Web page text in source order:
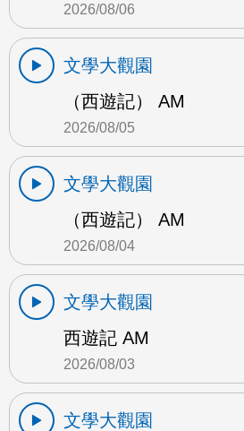
2026/08/06
文學大觀園
（西遊記） AM
2026/08/05
文學大觀園
（西遊記） AM
2026/08/04
文學大觀園
西遊記 AM
2026/08/03
文學大觀園